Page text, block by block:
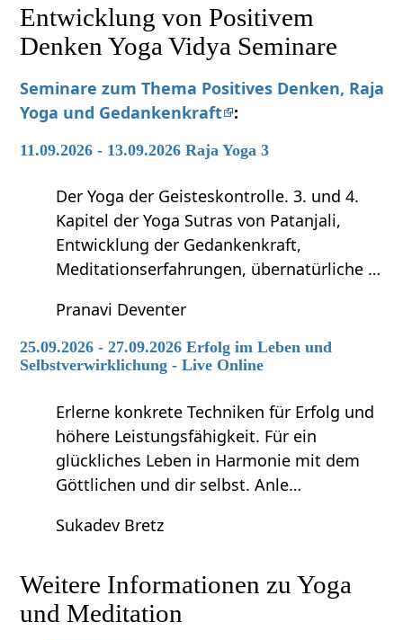
Entwicklung von Positivem
Denken Yoga Vidya Seminare
Seminare zum Thema Positives Denken, Raja
Yoga und Gedankenkraft :
11.09.2026 - 13.09.2026 Raja Yoga 3
Der Yoga der Geisteskontrolle. 3. und 4.
Kapitel der Yoga Sutras von Patanjali,
Entwicklung der Gedankenkraft,
Meditationserfahrungen, übernatürliche …
Pranavi Deventer
25.09.2026 - 27.09.2026 Erfolg im Leben und
Selbstverwirklichung - Live Online
Erlerne konkrete Techniken für Erfolg und
höhere Leistungsfähigkeit. Für ein
glückliches Leben in Harmonie mit dem
Göttlichen und dir selbst. Anle…
Sukadev Bretz
Weitere Informationen zu Yoga
und Meditation